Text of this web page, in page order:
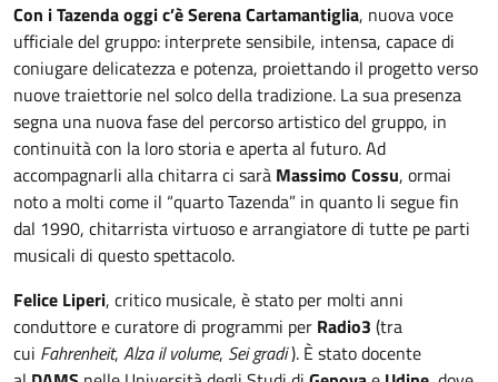
Con i Tazenda oggi c’è Serena Cartamantiglia, nuova voce
ufficiale del gruppo: interprete sensibile, intensa, capace di
coniugare delicatezza e potenza, proiettando il progetto verso
nuove traiettorie nel solco della tradizione. La sua presenza
segna una nuova fase del percorso artistico del gruppo, in
continuità con la loro storia e aperta al futuro. Ad
accompagnarli alla chitarra ci sarà Massimo Cossu, ormai
noto a molti come il “quarto Tazenda” in quanto li segue fin
dal 1990, chitarrista virtuoso e arrangiatore di tutte pe parti
musicali di questo spettacolo.
Felice Liperi, critico musicale, è stato per molti anni
conduttore e curatore di programmi per Radio3 (tra
cui Fahrenheit, Alza il volume, Sei gradi). È stato docente